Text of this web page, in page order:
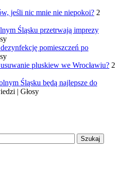
jeśli nic mnie nie niepokoi? 2
Śląsku przetrwają imprezy
pomieszczeń po
pluskiew we Wrocławiu? 2
Śląsku będą najlepsze do
| Głosy